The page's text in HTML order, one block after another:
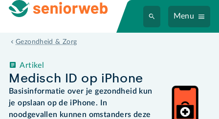
Menu
Gezondheid & Zorg
Medisch ID op iPhone
Artikel
Basisinformatie over je gezondheid kun
je opslaan op de iPhone. In
noodgevallen kunnen omstanders deze